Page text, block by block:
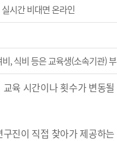
시간 비대면 온라인
, 식비 등은 교육생(소속기관)
육 시간이나 횟수가 변동
진이 직접 찾아가 제공하